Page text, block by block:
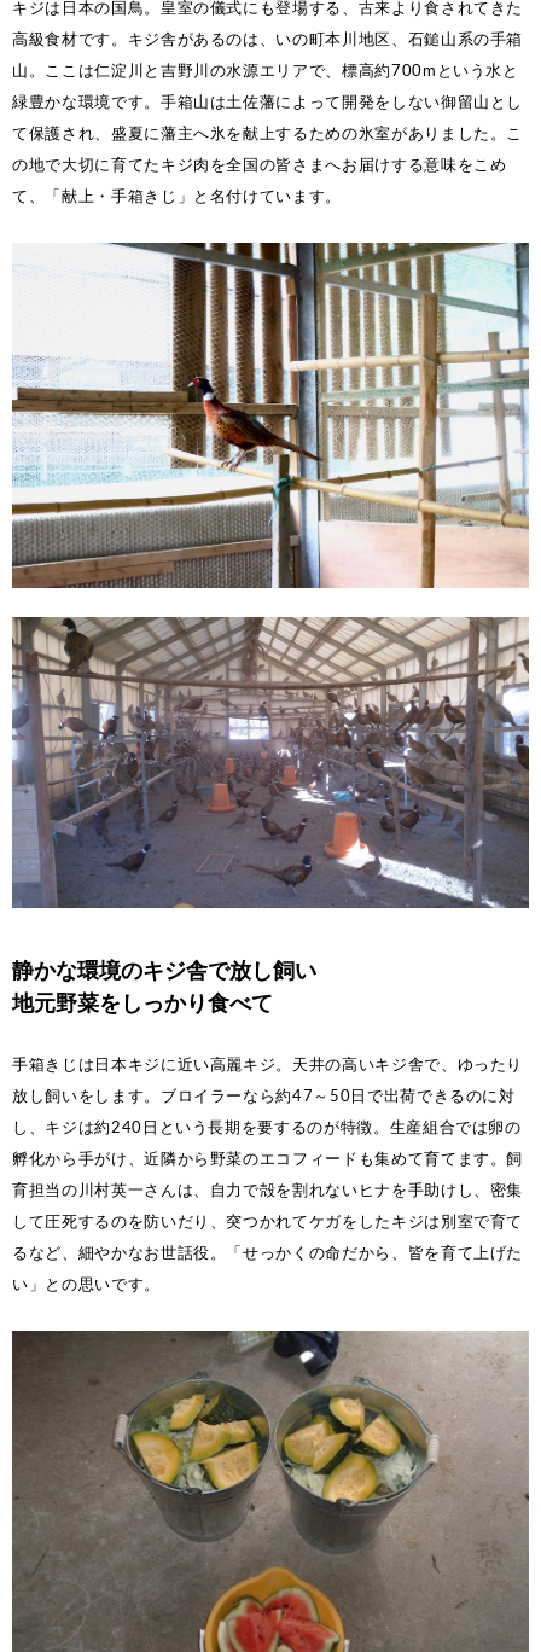
キジは日本の国鳥。皇室の儀式にも登場する、古来より食されてきた
高級食材です。キジ舎があるのは、いの町本川地区、石鎚山系の手箱
山。ここは仁淀川と吉野川の水源エリアで、標高約700mという水と
緑豊かな環境です。手箱山は土佐藩によって開発をしない御留山とし
て保護され、盛夏に藩主へ氷を献上するための氷室がありました。こ
の地で大切に育てたキジ肉を全国の皆さまへお届けする意味をこめ
て、「献上・手箱きじ」と名付けています。
静かな環境のキジ舎で放し飼い
地元野菜をしっかり食べて
手箱きじは日本キジに近い高麗キジ。天井の高いキジ舎で、ゆったり
放し飼いをします。ブロイラーなら約47～50日で出荷できるのに対
し、キジは約240日という長期を要するのが特徴。生産組合では卵の
孵化から手がけ、近隣から野菜のエコフィードも集めて育てます。飼
育担当の川村英一さんは、自力で殻を割れないヒナを手助けし、密集
して圧死するのを防いだり、突つかれてケガをしたキジは別室で育て
るなど、細やかなお世話役。「せっかくの命だから、皆を育て上げた
い」との思いです。